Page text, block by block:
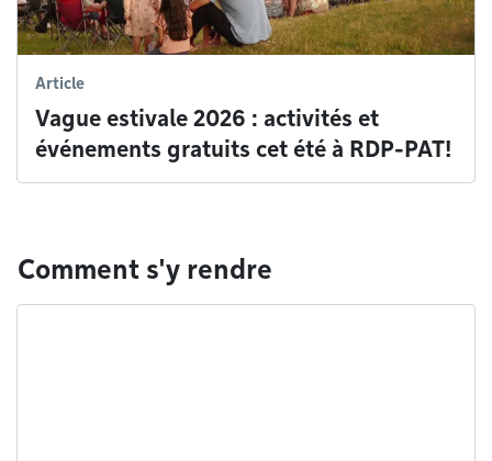
Article
Vague estivale 2026 : activités et
événements gratuits cet été à RDP-PAT!
Comment s'y rendre